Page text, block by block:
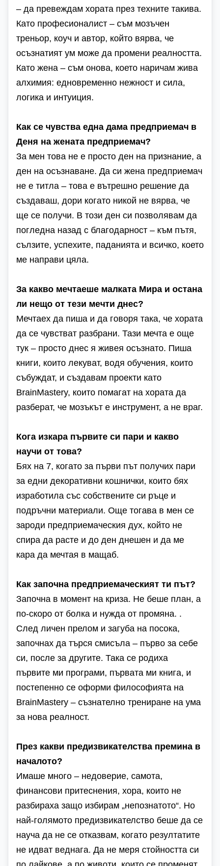
– да превеждам хората през техните такива.
Като професионалист – съм мозъчен
треньор, коуч и автор, който вярва, че
осъзнатият ум може да промени реалността.
Като жена – съм онова, което наричам жива
алхимия: едновременно нежност и сила,
логика и интуиция.
Как се чувства една дама предприемач в
Деня на жената предприемач?
За мен това не е просто ден на признание, а
ден на осъзнаване. Да си жена предприемач
не е титла – това е вътрешно решение да
създаваш, дори когато никой не вярва, че
ще се получи. В този ден си позволявам да
погледна назад с благодарност – към пътя,
сълзите, успехите, паданията и всичко, което
ме направи цяла.
За какво мечтаеше малката Мира и остана
ли нещо от тези мечти днес?
Мечтаех да пиша и да говоря така, че хората
да се чувстват разбрани. Тази мечта е още
тук – просто днес я живея осъзнато. Пиша
книги, които лекуват, водя обучения, които
събуждат, и създавам проекти като
BrainMastery, които помагат на хората да
разберат, че мозъкът е инструмент, а не враг.
Кога изкара първите си пари и какво
научи от това?
Бях на 7, когато за първи път получих пари
за едни декоративни кошнички, които бях
изработила със собствените си ръце и
подръчни материали. Още тогава в мен се
зароди предприемаческия дух, който не
спира да расте и до ден днешен и да ме
кара да мечтая в мащаб.
Как започна предприемаческият ти път?
Започна в момент на криза. Не беше план, а
по-скоро от болка и нужда от промяна. .
След личен прелом и загуба на посока,
започнах да търся смисъла – първо за себе
си, после за другите. Така се родиха
първите ми програми, първата ми книга, и
постепенно се оформи философията на
BrainMastery – съзнателно трениране на ума
за нова реалност.
През какви предизвикателства премина в
началото?
Имаше много – недоверие, самота,
финансови притеснения, хора, които не
разбираха защо избирам „непознатото“. Но
най-голямото предизвикателство беше да се
науча да не се отказвам, когато резултатите
не идват веднага. Да не меря стойността си